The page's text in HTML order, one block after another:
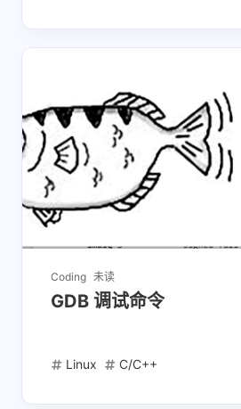
Coding 未读
GDB 调试命令
Linux C/C++